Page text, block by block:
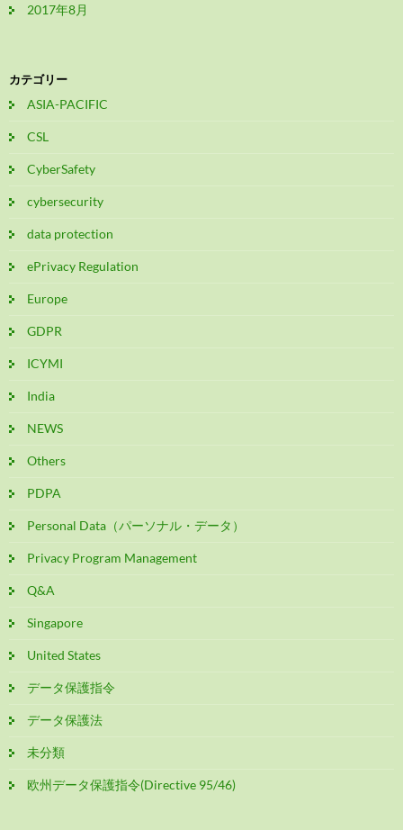
2017年8月
カテゴリー
ASIA-PACIFIC
CSL
CyberSafety
cybersecurity
data protection
ePrivacy Regulation
Europe
GDPR
ICYMI
India
NEWS
Others
PDPA
Personal Data（パーソナル・データ）
Privacy Program Management
Q&A
Singapore
United States
データ保護指令
データ保護法
未分類
欧州データ保護指令(Directive 95/46)